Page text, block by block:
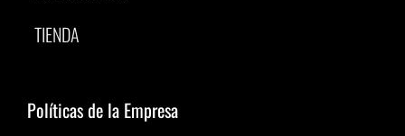
TIENDA
Políticas de la Empresa